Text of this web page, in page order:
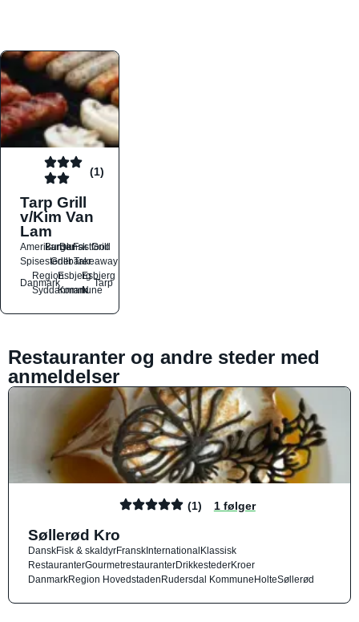
(1)
Tarp Grill
v/Kim Van
Lam
Amerikansk
BurgerDanskFastfood
Grill
SpisestederGrillbarerTakeaway
Danmark
Region
Syddanmark
Esbjerg
Kommune
Esbjerg
N
Tarp
Restauranter og andre steder med
anmeldelser
(1) 1 følger
Søllerød Kro
DanskFisk & skaldyrFranskInternationalKlassisk
RestauranterGourmetrestauranterDrikkestederKroer
DanmarkRegion HovedstadenRudersdal KommuneHolteSøllerød